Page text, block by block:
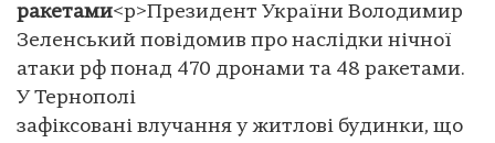
ракетами<p>Президент України Володимир
Зеленський повідомив про наслідки нічної
атаки рф понад 470 дронами та 48 ракетами.
У Тернополі
зафіксовані влучання у житлові будинки, що